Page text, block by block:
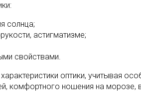
солнца;
астигматизме;
свойствами.
оптики, учитывая
комфортного ношения на морозе,